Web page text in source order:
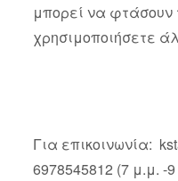
μπορεί να
χρησιμοποιήσετε
Για επικοινωνία:
6978545812 (7 μ.μ.